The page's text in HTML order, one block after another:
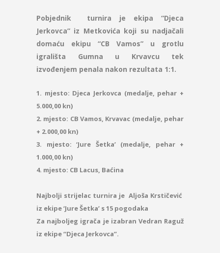
Pobjednik turnira je ekipa “Djeca
Jerkovca” iz Metkovića koji su nadjačali
domaću ekipu “CB Vamos” u grotlu
igrališta Gumna u Krvavcu tek
izvođenjem penala nakon rezultata 1:1.
1. mjesto: Djeca Jerkovca (medalje, pehar +
5.000,00 kn)
2. mjesto: CB Vamos, Krvavac (medalje, pehar
+ 2.000,00 kn)
3. mjesto: ‘Jure Šetka’ (medalje, pehar +
1.000,00 kn)
4. mjesto: CB Lacus, Baćina
Najbolji strijelac turnira je Aljoša Krstičević
iz ekipe ‘Jure Šetka’ s 15 pogodaka
Za najboljeg igrača je izabran Vedran Raguž
iz ekipe “Djeca Jerkovca”.